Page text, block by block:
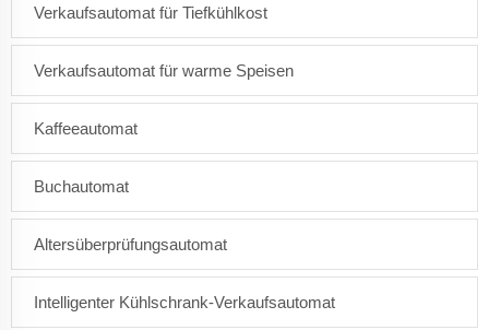
Verkaufsautomat für Tiefkühlkost
Verkaufsautomat für warme Speisen
Kaffeeautomat
Buchautomat
Altersüberprüfungsautomat
Intelligenter Kühlschrank-Verkaufsautomat